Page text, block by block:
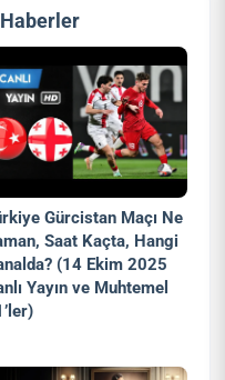
Gürcistan Maçı Ne
Saat Kaçta, Hangi
(14 Ekim 2025
Yayın ve Muhtemel